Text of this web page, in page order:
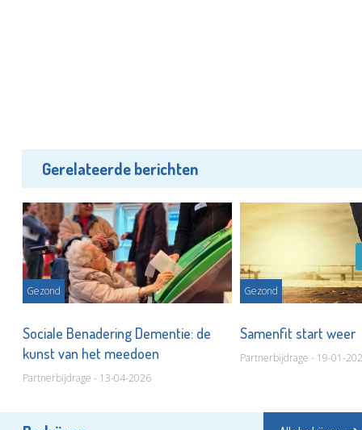
Gerelateerde berichten
Gezond
Sociale Benadering Dementie: de
kunst van het meedoen
Partnerbijdrage - 13-04-2026
Gezond
Samenfit start weer
Partnerbijdrage - 19-01-